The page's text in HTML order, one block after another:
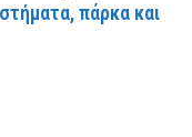
πάρκα και